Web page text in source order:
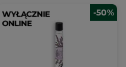
-50%